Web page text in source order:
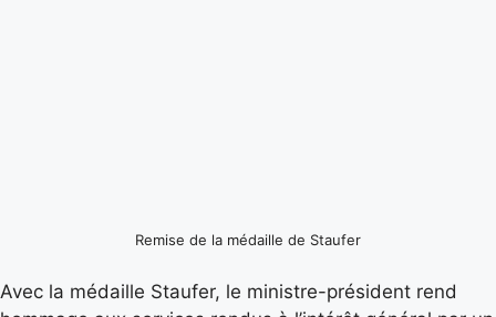
Remise de la médaille de Staufer
Avec la médaille Staufer, le ministre-président rend